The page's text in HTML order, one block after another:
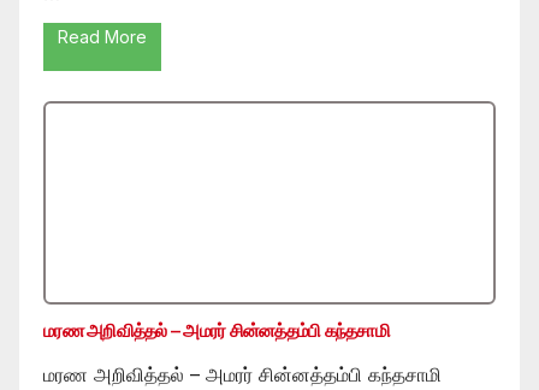
Read More
மரண அறிவித்தல் – அமரர் சின்னத்தம்பி கந்தசாமி
மரண அறிவித்தல் – அமரர் சின்னத்தம்பி கந்தசாமி